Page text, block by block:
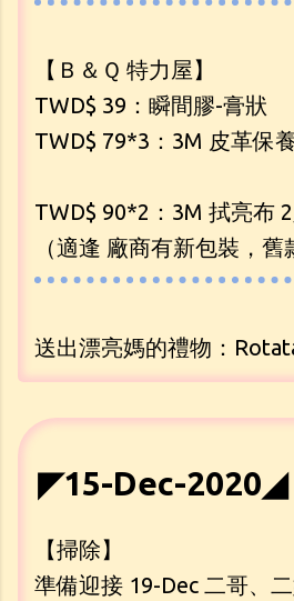
【Ｂ＆Ｑ 特力屋】
TWD$ 39：瞬間膠-膏狀
TWD$ 79*3：3M 皮革保
TWD$ 90*2：3M 拭亮布
（適逢 廠商有新包裝，舊
送出漂亮媽的禮物：
◤15-Dec-2020◢
【掃除】
準備迎接 19-Dec 二哥、